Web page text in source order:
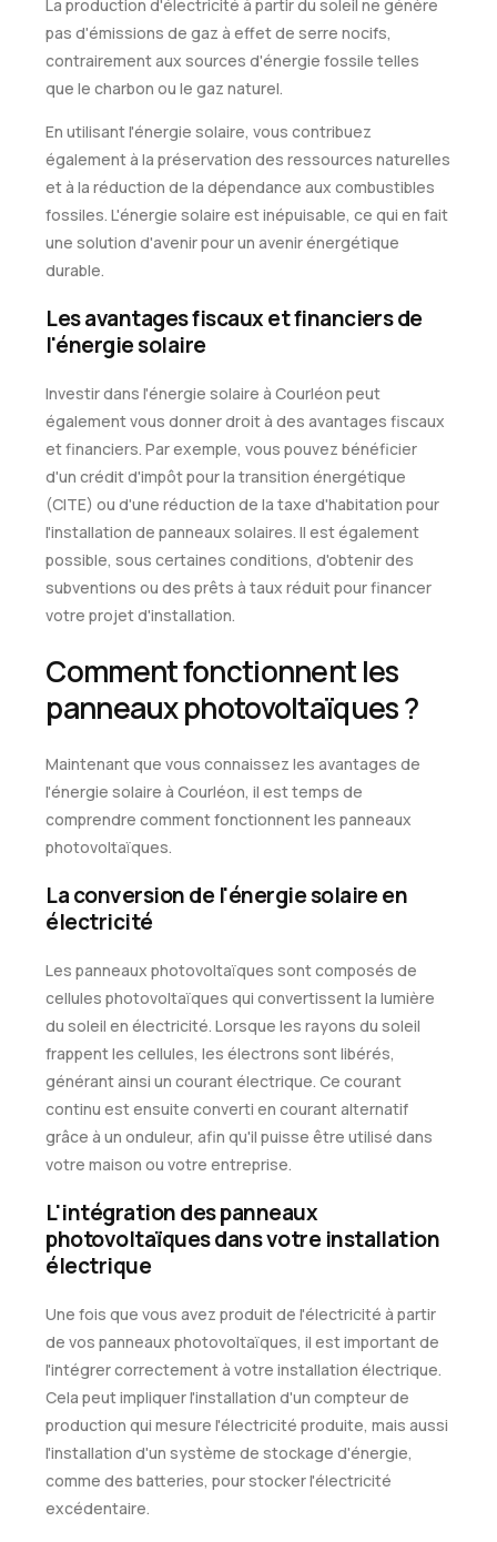
La production d'électricité à partir du soleil ne génère
pas d'émissions de gaz à effet de serre nocifs,
contrairement aux sources d'énergie fossile telles
que le charbon ou le gaz naturel.
En utilisant l'énergie solaire, vous contribuez
également à la préservation des ressources naturelles
et à la réduction de la dépendance aux combustibles
fossiles. L'énergie solaire est inépuisable, ce qui en fait
une solution d'avenir pour un avenir énergétique
durable.
Les avantages fiscaux et financiers de
l'énergie solaire
Investir dans l'énergie solaire à Courléon peut
également vous donner droit à des avantages fiscaux
et financiers. Par exemple, vous pouvez bénéficier
d'un crédit d'impôt pour la transition énergétique
(CITE) ou d'une réduction de la taxe d'habitation pour
l'installation de panneaux solaires. Il est également
possible, sous certaines conditions, d'obtenir des
subventions ou des prêts à taux réduit pour financer
votre projet d'installation.
Comment fonctionnent les
panneaux photovoltaïques ?
Maintenant que vous connaissez les avantages de
l'énergie solaire à Courléon, il est temps de
comprendre comment fonctionnent les panneaux
photovoltaïques.
La conversion de l'énergie solaire en
électricité
Les panneaux photovoltaïques sont composés de
cellules photovoltaïques qui convertissent la lumière
du soleil en électricité. Lorsque les rayons du soleil
frappent les cellules, les électrons sont libérés,
générant ainsi un courant électrique. Ce courant
continu est ensuite converti en courant alternatif
grâce à un onduleur, afin qu'il puisse être utilisé dans
votre maison ou votre entreprise.
L'intégration des panneaux
photovoltaïques dans votre installation
électrique
Une fois que vous avez produit de l'électricité à partir
de vos panneaux photovoltaïques, il est important de
l'intégrer correctement à votre installation électrique.
Cela peut impliquer l'installation d'un compteur de
production qui mesure l'électricité produite, mais aussi
l'installation d'un système de stockage d'énergie,
comme des batteries, pour stocker l'électricité
excédentaire.